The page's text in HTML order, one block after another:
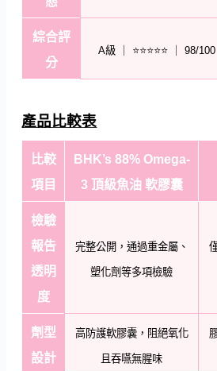
綜合評
分
A級 ｜ ⭐⭐⭐⭐⭐ ｜ 98/100
產品比較表
比較
項目
BHK’s 88% Omega-
3 頂級魚油 軟膠囊
檢驗
報告
透明
度
完整公開，通過重金屬、
塑化劑等多項檢驗
劑型
設計
高防護軟膠囊，阻絕氧化
且吞嚥無腥味